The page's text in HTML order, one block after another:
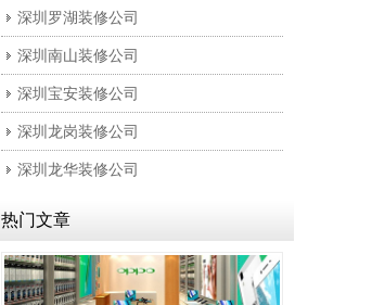
深圳罗湖装修公司
深圳南山装修公司
深圳宝安装修公司
深圳龙岗装修公司
深圳龙华装修公司
热门文章